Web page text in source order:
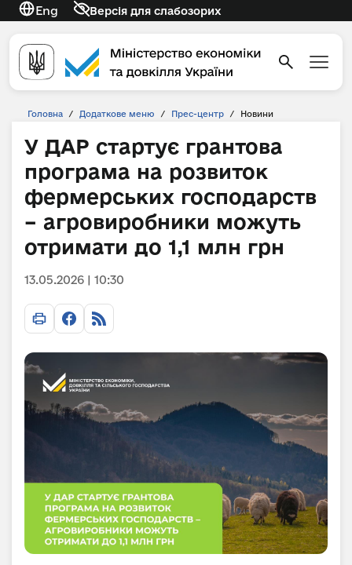
Eng Версія для слабозорих
Головна / Додаткове меню / Прес-центр / Новини
У ДАР стартує грантова
програма на розвиток
фермерських господарств
– агровиробники можуть
отримати до 1,1 млн грн
13.05.2026 | 10:30